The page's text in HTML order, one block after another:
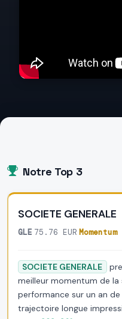
Notre Top 3
SOCIETE GENERALE
GLE 75.76 EUR Momentum
SOCIETE GENERALE
meilleur momentum de la
performance sur un an de
trajectoire longue